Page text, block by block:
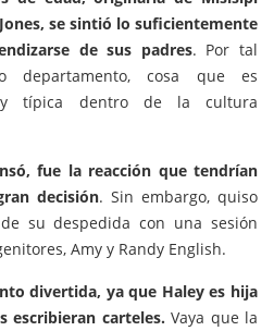
se sintió lo suficientemente
de sus padres. Por tal
departamento, cosa que es
y típica dentro de la cultura
fue la reacción que tendrían
decisión. Sin embargo, quiso
su despedida con una sesión
Amy y Randy English.
divertida, ya que Haley es hija
escribieran carteles. Vaya que la